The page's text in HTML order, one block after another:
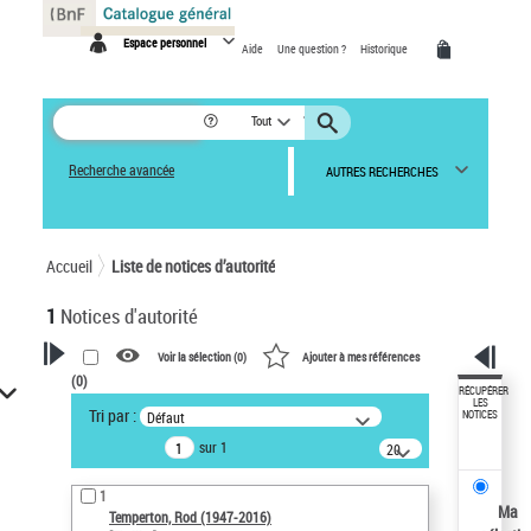
Espace personnel Aide Une question ? Historique
Tout
Recherche avancée AUTRES RECHERCHES
Accueil Liste de notices d’autorité
1 Notices d'autorité
VOTRE RECHERCHE
Recherche avancée dans les
notices d’autorité
Œuvres liées à l'auteur :
Temperton, Rod (1947-2016)
Voir la sélection (0) Ajouter à mes références
(0)
Tri par : Défaut
sur 1
20
résultats/page
1
Temperton, Rod (1947-2016)
RÉCUPÉRER
LES
NOTICES
Ma
Panneau de gestion des cookies